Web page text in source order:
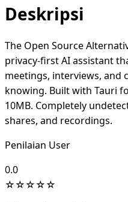
Deskripsi
The Open Source
privacy-first AI assistant
meetings, interviews, and
knowing. Built with Tauri
10MB. Completely
shares, and recordings.
Penilaian User
0.0
☆☆☆☆☆